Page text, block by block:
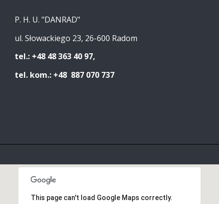
P. H. U. "DANRAD"
ul. Słowackiego 23, 26-600 Radom
tel.: +48 48 363 40 97,
tel. kom.: +48 887 070 737
This page can't load Google Maps correctly.